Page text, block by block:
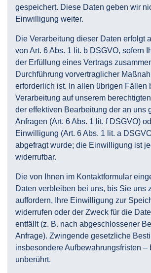
gespeichert. Diese Daten geben wir
Einwilligung weiter.
Die Verarbeitung dieser Daten erfolgt
von Art. 6 Abs. 1 lit. b DSGVO, sofern
der Erfüllung eines Vertrags
Durchführung vorvertraglicher
erforderlich ist. In allen übrigen Fällen
Verarbeitung auf unserem
der effektiven Bearbeitung der an uns
Anfragen (Art. 6 Abs. 1 lit. f DSGVO)
Einwilligung (Art. 6 Abs. 1 lit. a
abgefragt wurde; die Einwilligung ist
widerrufbar.
Die von Ihnen im Kontaktformular
Daten verbleiben bei uns, bis Sie uns
auffordern, Ihre Einwilligung zur
widerrufen oder der Zweck für die
entfällt (z. B. nach abgeschlossener
Anfrage). Zwingende gesetzliche
insbesondere Aufbewahrungsfristen –
unberührt.